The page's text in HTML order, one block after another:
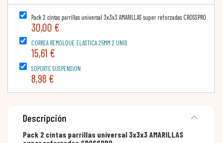
Pack 2 cintas parrillas universal 3x3x3 AMARILLAS super reforzadas CROSSPRO
30,00 €
CORREA REMOLQUE ELASTICA 25MM 2 UNID
15,61 €
SOPORTE SUSPENSION
8,98 €
Descripción
Pack 2 cintas parrillas universal 3x3x3 AMARILLAS